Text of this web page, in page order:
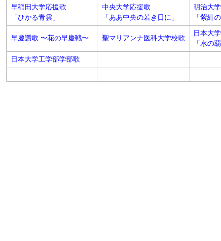
早稲田大学応援歌
「ひかる青雲」
中央大学応援歌
「ああ中央の若き日に」
明治大
「紫紺
早慶讚歌 〜花の早慶戦〜 聖マリアンナ医科大学校歌
日本大
「水の
日本大学工学部学部歌